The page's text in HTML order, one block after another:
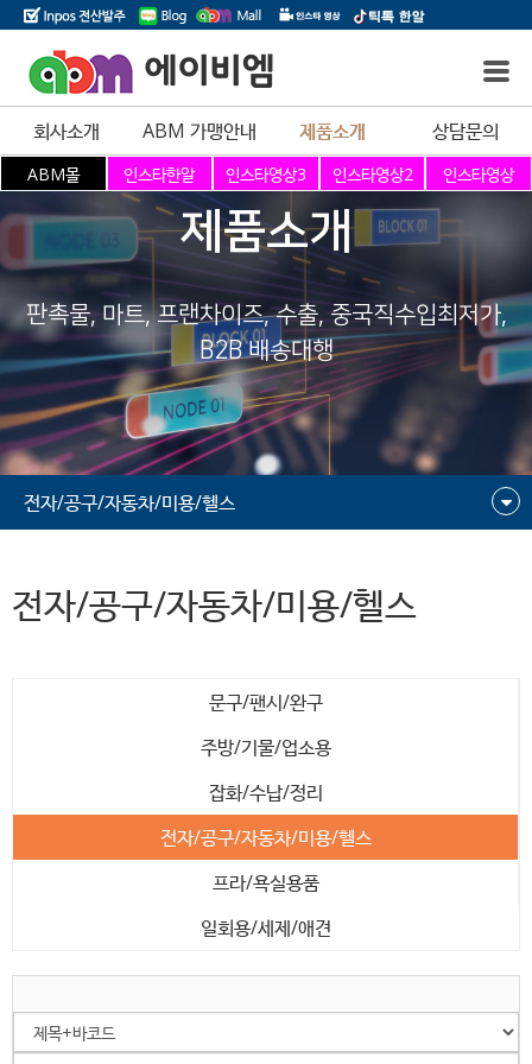
에이비엠
회사소개 ABM 가맹안내 제품소개 상담문의
제품소개
판촉물, 마트, 프랜차이즈, 수출, 중국직수입최저가,
B2B 배송대행
전자/공구/자동차/미용/헬스
전자/공구/자동차/미용/헬스
문구/팬시/완구
주방/기물/업소용
잡화/수납/정리
전자/공구/자동차/미용/헬스
프라/욕실용품
일회용/세제/애견